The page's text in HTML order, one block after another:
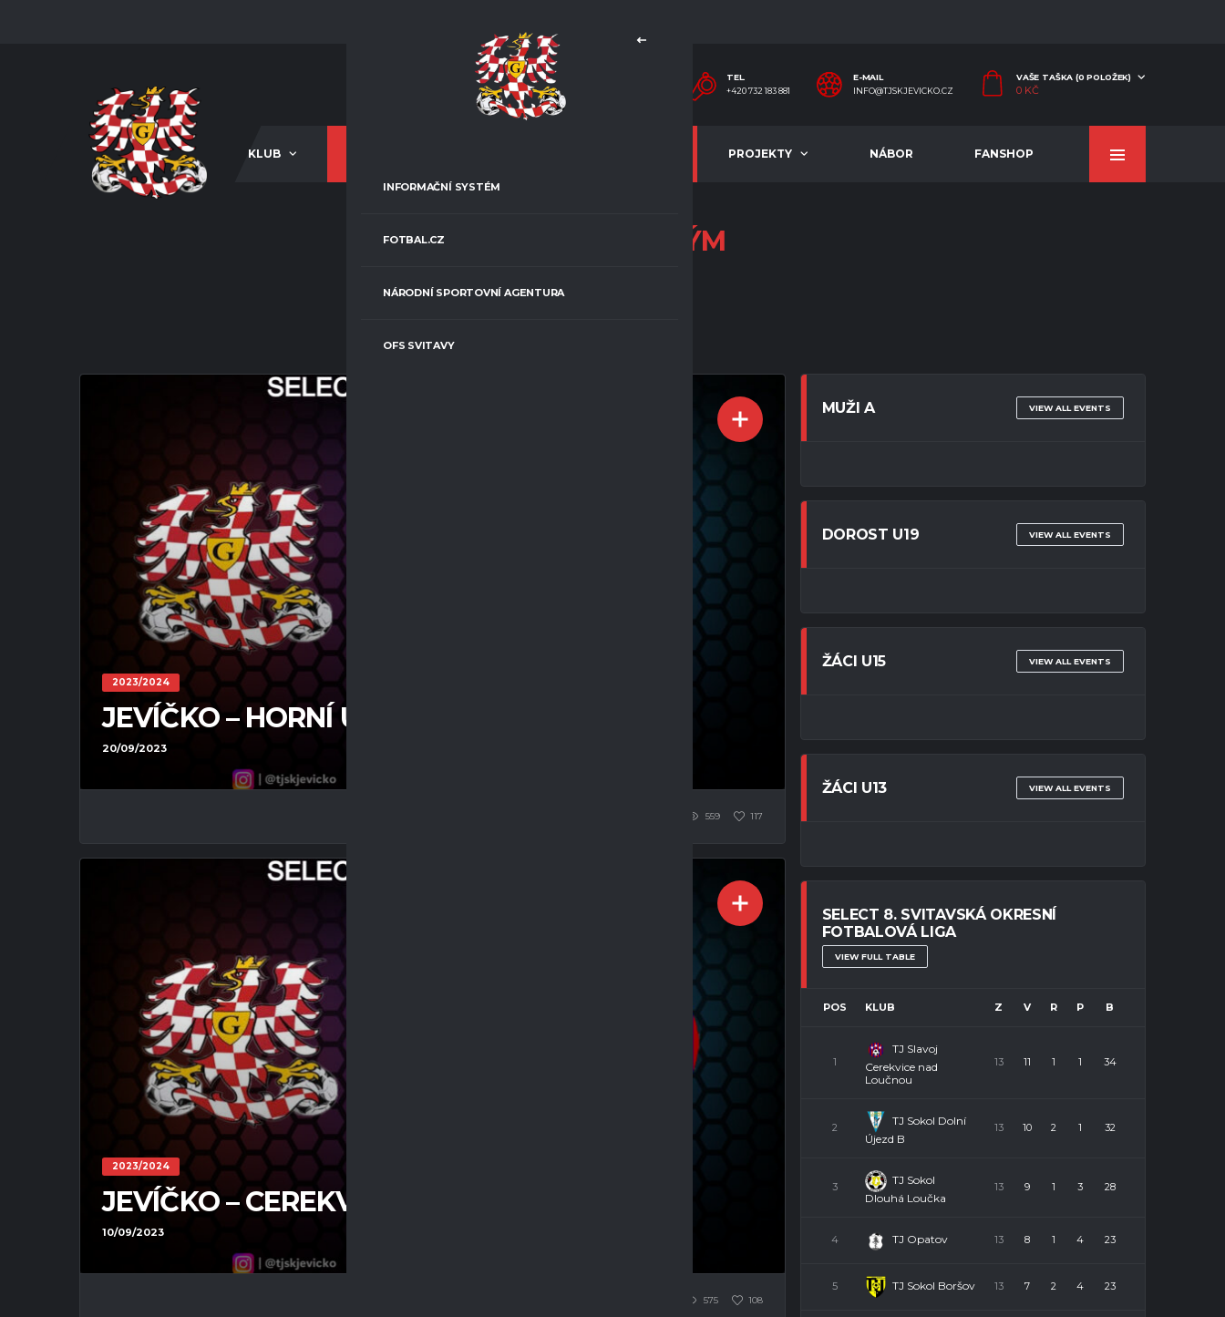
TEL.
+420 732 183 881
E-MAIL
INFO@TJSKJEVICKO.CZ
VAŠE TAŠKA (0 POLOŽEK)
0 KČ
KLUB PROJEKTY NÁBOR FANSHOP
INFORMAČNÍ SYSTÉM
FOTBAL.CZ
NÁRODNÍ SPORTOVNÍ AGENTURA
OFS SVITAVY
A-TÝM
2023/2024
JEVÍČKO – HORNÍ ÚJEZD 5 : 2 (2:1)
20/09/2023
559 117
2023/2024
JEVÍČKO – CEREKVICE 5 : 3 (0:1)
10/09/2023
575 108
MUŽI A VIEW ALL EVENTS
DOROST U19 VIEW ALL EVENTS
ŽÁCI U15 VIEW ALL EVENTS
ŽÁCI U13 VIEW ALL EVENTS
SELECT 8. SVITAVSKÁ OKRESNÍ
FOTBALOVÁ LIGA
VIEW FULL TABLE
POS KLUB Z V R P B
1
TJ Slavoj
Cerekvice nad
Loučnou
13 11 1 1 34
2
TJ Sokol Dolní
Újezd B
13 10 2 1 32
3
TJ Sokol
Dlouhá Loučka
13 9 1 3 28
4 TJ Opatov 13 8 1 4 23
5 TJ Sokol Boršov 13 7 2 4 23